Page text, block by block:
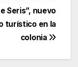
Seris”, nuevo
turístico en la
colonia